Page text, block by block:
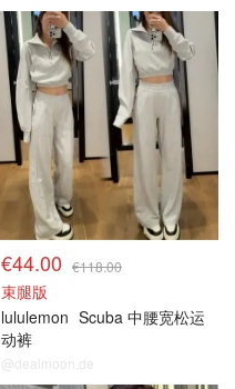
€44.00 €118.00
束腿版
lululemon Scuba 中腰宽松运
动裤
@dealmoon.de